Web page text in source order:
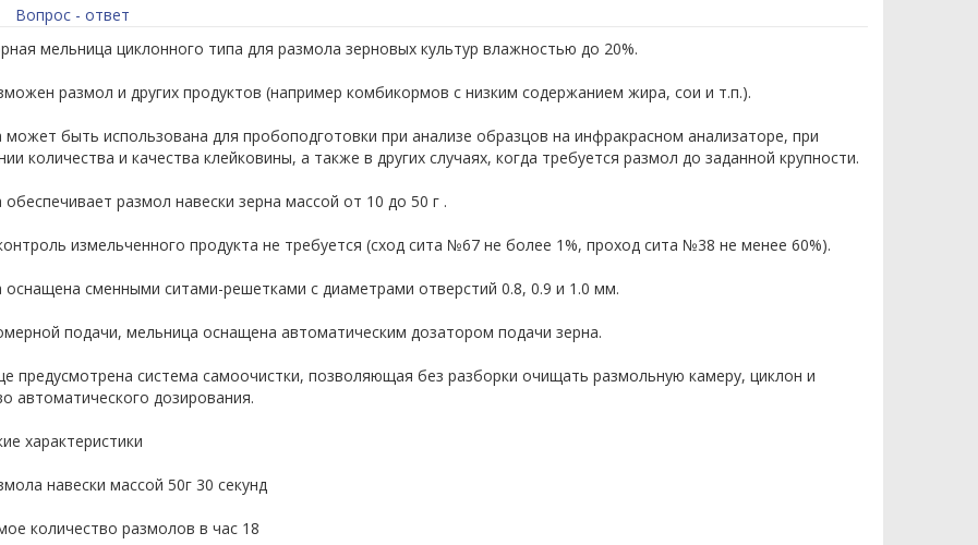
Вопрос - ответ
мельница циклонного типа для размола зерновых культур влажностью до 20%.
размол и других продуктов (например комбикормов с низким содержанием жира, сои и т.п.).
быть использована для пробоподготовки при анализе образцов на инфракрасном анализаторе, при
количества и качества клейковины, а также в других случаях, когда требуется размол до заданной крупности.
размол навески зерна массой от 10 до 50 г .
измельченного продукта не требуется (сход сита №67 не более 1%, проход сита №38 не менее 60%).
сменными ситами-решетками с диаметрами отверстий 0.8, 0.9 и 1.0 мм.
подачи, мельница оснащена автоматическим дозатором подачи зерна.
предусмотрена система самоочистки, позволяющая без разборки очищать размольную камеру, циклон и
автоматического дозирования.
характеристики
навески массой 50г 30 секунд
количество размолов в час 18